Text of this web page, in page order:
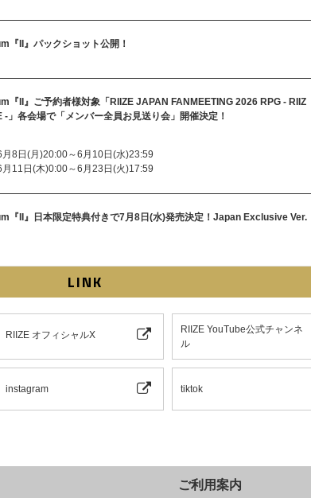
『II』パックショット公開！
『II』ご予約者様対象「RIIZE JAPAN FANMEETING 2026 RPG - RIIZ
-」各会場で「メンバー全員お見送り会」開催決定！
月8日(月)20:00～6月10日(水)23:59
月11日(木)0:00～6月23日(火)17:59
『II』日本限定特典付きで7月8日(水)発売決定！Japan Exclusive Ver.
LINK
RIIZE オフィシャルX
RIIZE YouTube公式チャンネ
ル
instagram tiktok
ご利用案内